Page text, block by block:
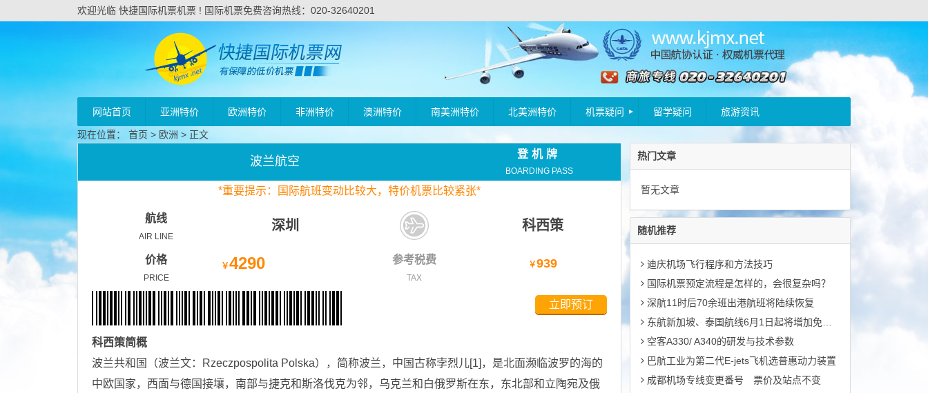
欢迎光临 快捷国际机票机票 ! 国际机票免费咨询热线：020-32640201
网站首页 亚洲特价 欧洲特价 非洲特价 澳洲特价 南美洲特价 北美洲特价 机票疑问 留学疑问 旅游资讯
现在位置： 首页 > 欧洲 > 正文
波兰航空
登机牌
BOARDING PASS
*重要提示：国际航班变动比较大，特价机票比较紧张*
航线
AIR LINE
深圳 科西策
价格
PRICE
￥4290 参考税费
TAX
￥939
立即预订
科西策简概
波兰共和国（波兰文：Rzeczpospolita Polska），简称波兰，中国古称孛烈儿[1]，是北面濒临波罗的海的
中欧国家，西面与德国接壤，南部与捷克和斯洛伐克为邻，乌克兰和白俄罗斯在东，东北部和立陶宛及俄
热门文章
暂无文章
随机推荐
迪庆机场飞行程序和方法技巧
国际机票预定流程是怎样的，会很复杂吗？
深航11时后70余班出港航班将陆续恢复
东航新加坡、泰国航线6月1日起将增加免费行李额
空客A330/ A340的研发与技术参数
巴航工业为第二代E-jets飞机选普惠动力装置
成都机场专线变更番号 票价及站点不变